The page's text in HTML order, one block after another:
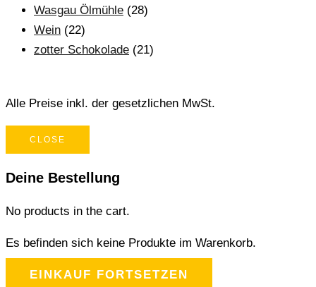
Wasgau Ölmühle (28)
Wein (22)
zotter Schokolade (21)
Alle Preise inkl. der gesetzlichen MwSt.
CLOSE
Deine Bestellung
No products in the cart.
Es befinden sich keine Produkte im Warenkorb.
EINKAUF FORTSETZEN